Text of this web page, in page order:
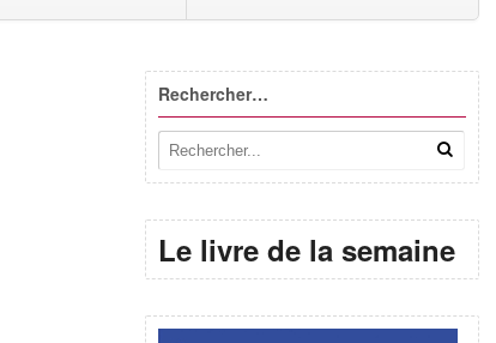
Rechercher…
Le livre de la semaine